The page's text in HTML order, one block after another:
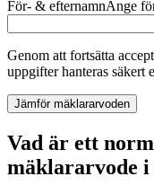
För- & efternamnAnge
Genom att fortsätta
uppgifter hanteras säkert
Jämför mäklararvoden
Vad är ett
mäklararvode i